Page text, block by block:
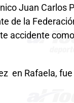
Juan Carlos
de la
accidente
en Rafaela, fue